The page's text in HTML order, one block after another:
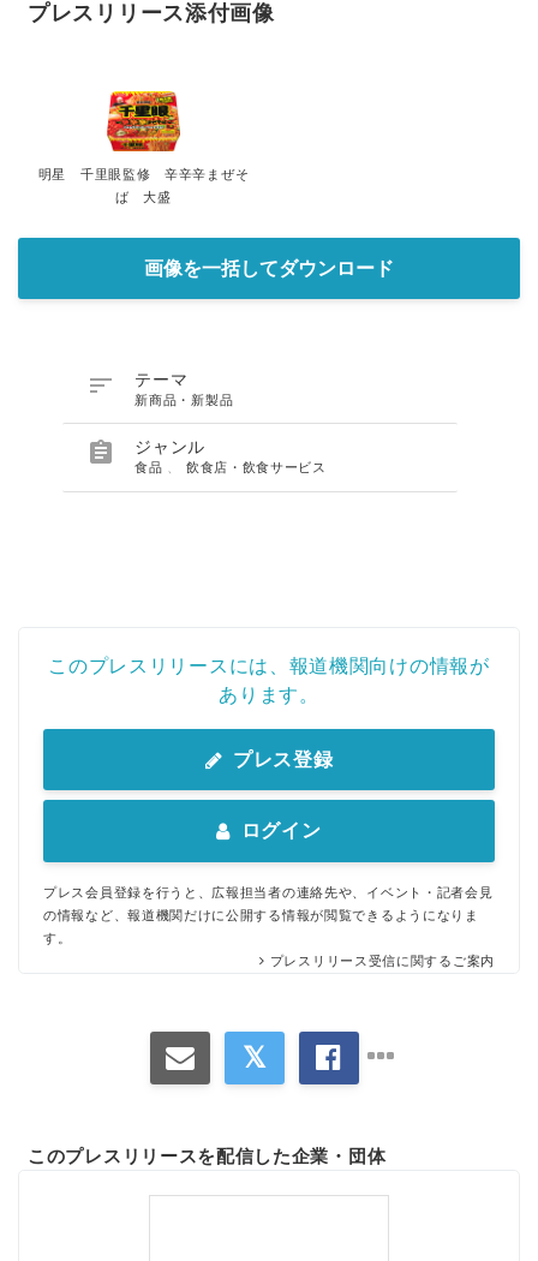
プレスリリース添付画像
明星 千里眼監修 辛辛辛まぜそ
ば 大盛
画像を一括してダウンロード
 テーマ
新商品・新製品
 ジャンル
食品 飲食店・飲食サービス
このプレスリリースには、報道機関向けの情報が
あります。
プレス登録
ログイン
プレス会員登録を行うと、広報担当者の連絡先や、イベント・記者会見
の情報など、報道機関だけに公開する情報が閲覧できるようになりま
す。
プレスリリース受信に関するご案内
このプレスリリースを配信した企業・団体